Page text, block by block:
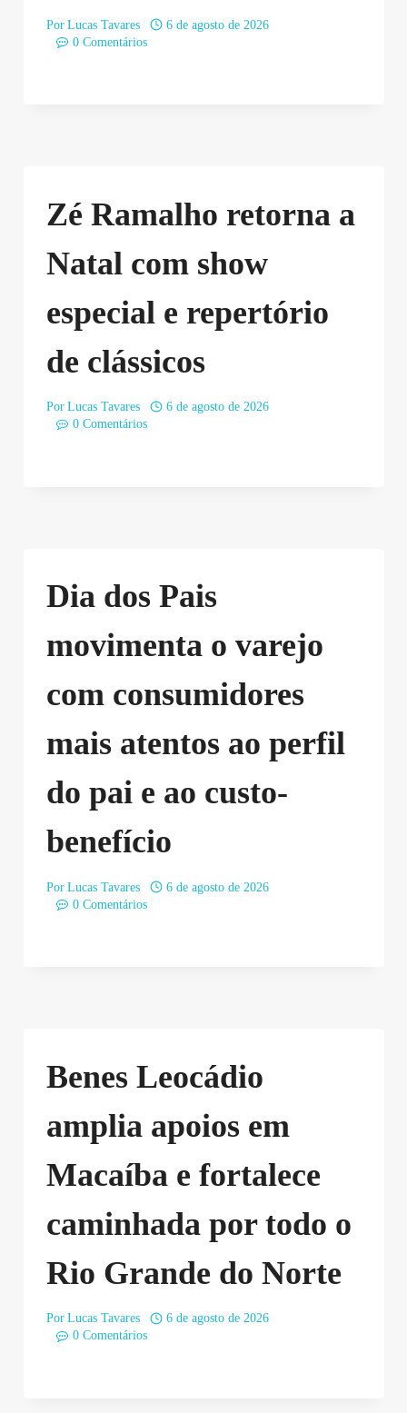
Por Lucas Tavares
6 de agosto de 2026
0 Comentários
Zé Ramalho retorna a
Natal com show
especial e repertório
de clássicos
Por Lucas Tavares
6 de agosto de 2026
0 Comentários
Dia dos Pais
movimenta o varejo
com consumidores
mais atentos ao perfil
do pai e ao custo-
benefício
Por Lucas Tavares
6 de agosto de 2026
0 Comentários
Benes Leocádio
amplia apoios em
Macaíba e fortalece
caminhada por todo o
Rio Grande do Norte
Por Lucas Tavares
6 de agosto de 2026
0 Comentários